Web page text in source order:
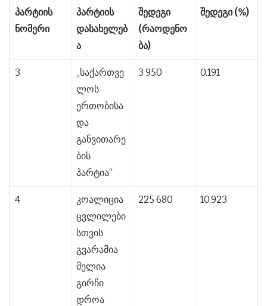
პარტიის
ნომერი
პარტიის
დასახელებ
ა
შედეგი
(რაოდენო
ბა)
შედეგი (%)
3
„საქართვე
ლოს
ერთობისა
და
განვითარე
ბის
პარტია“
3 950 0.191
4
კოალიცია
ცვლილები
სთვის
გვარამია
მელია
გირჩი
დროა
225 680 10.923